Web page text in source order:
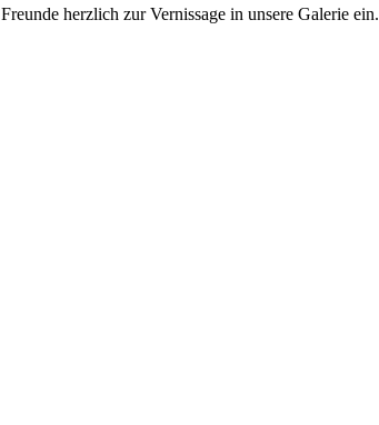
herzlich zur Vernissage in unsere Galerie ein.